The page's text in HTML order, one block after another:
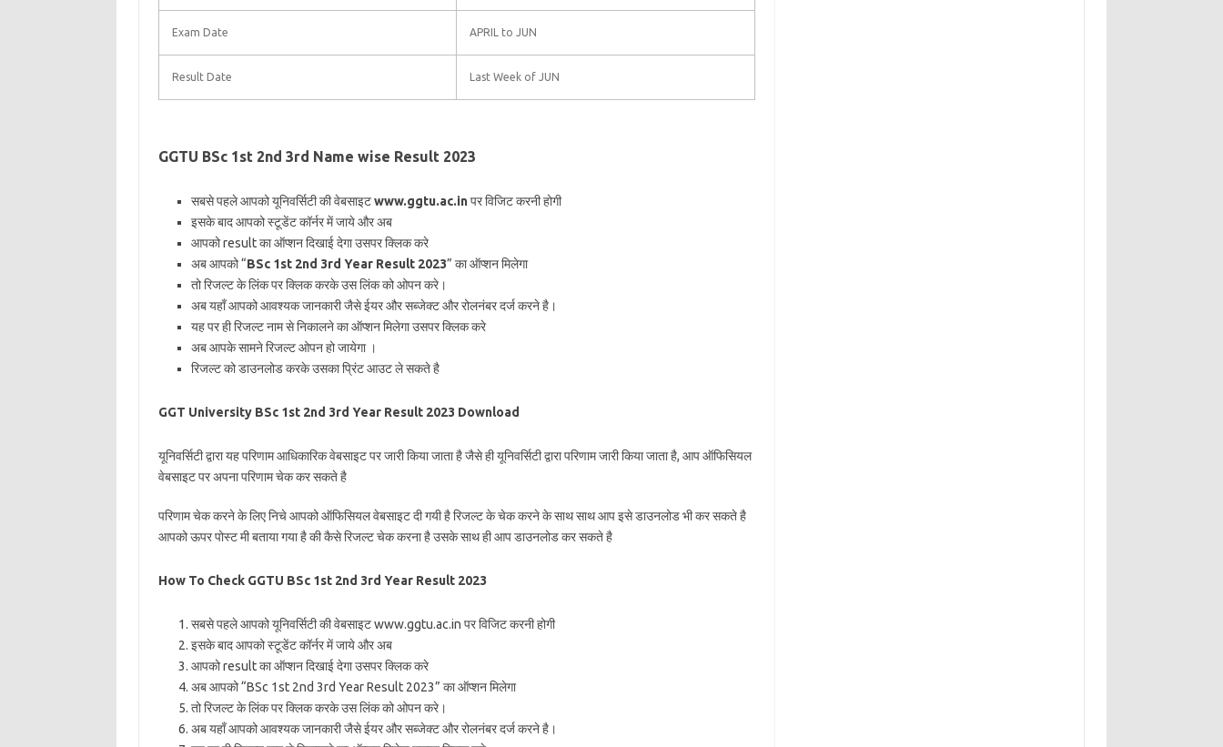
Exam Date APRIL to JUN
Result Date Last Week of JUN
GGTU BSc 1st 2nd 3rd Name wise Result 2023
सबसे पहले आपको यूनिवर्सिटी की वेबसाइटwww.ggtu.ac.inपर विजिट करनी होगी
इसके बाद आपको स्टूडेंट कॉर्नर में जाये और अब
आपको result का ऑप्शन दिखाई देगा उसपर क्लिक करे
अब आपको “BSc 1st 2nd 3rd Year Result 2023” का ऑप्शन मिलेगा
तो रिजल्ट के लिंक पर क्लिक करके उस लिंक को ओपन करे।
अब यहाँ आपको आवश्यक जानकारी जैसे ईयर और सब्जेक्ट और रोलनंबर दर्ज करने है।
यह पर ही रिजल्ट नाम से निकालने का ऑप्शन मिलेगा उसपर क्लिक करे
अब आपके सामने रिजल्ट ओपन हो जायेगा ।
रिजल्ट को डाउनलोड करके उसका प्रिंट आउट ले सकते है
GGT University BSc 1st 2nd 3rd Year Result 2023 Download
यूनिवर्सिटी द्वारा यह परिणाम आधिकारिक वेबसाइट पर जारी किया जाता है जैसे ही यूनिवर्सिटी द्वारा परिणाम जारी किया जाता है, आप ऑफिसियल
वेबसाइट पर अपना परिणाम चेक कर सकते है
परिणाम चेक करने के लिए निचे आपको ऑफिसियल वेबसाइट दी गयी है रिजल्ट के चेक करने के साथ साथ आप इसे डाउनलोड भी कर सकते है
आपको ऊपर पोस्ट मी बताया गया है की कैसे रिजल्ट चेक करना है उसके साथ ही आप डाउनलोड कर सकते है
How To Check GGTU BSc 1st 2nd 3rd Year Result 2023
सबसे पहले आपको यूनिवर्सिटी की वेबसाइट www.ggtu.ac.in पर विजिट करनी होगी
इसके बाद आपको स्टूडेंट कॉर्नर में जाये और अब
आपको result का ऑप्शन दिखाई देगा उसपर क्लिक करे
अब आपको “BSc 1st 2nd 3rd Year Result 2023” का ऑप्शन मिलेगा
तो रिजल्ट के लिंक पर क्लिक करके उस लिंक को ओपन करे।
अब यहाँ आपको आवश्यक जानकारी जैसे ईयर और सब्जेक्ट और रोलनंबर दर्ज करने है।